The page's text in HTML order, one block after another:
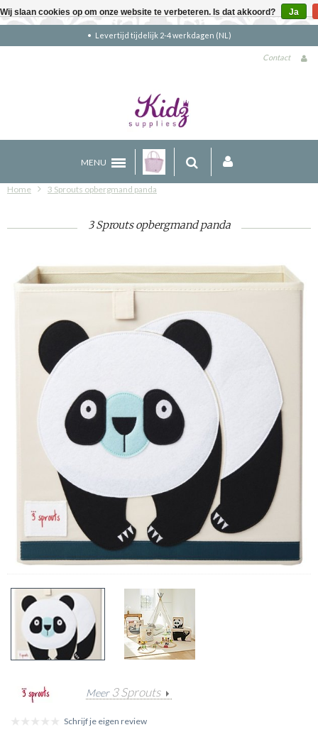
Gratis verzending boven €90 (NL)
Contact
MENU
Home 3 Sprouts opbergmand panda
3 Sprouts opbergmand panda
Meer 3 Sprouts
Schrijf je eigen review
Wij slaan cookies op om onze website te verbeteren. Is dat akkoord? Ja